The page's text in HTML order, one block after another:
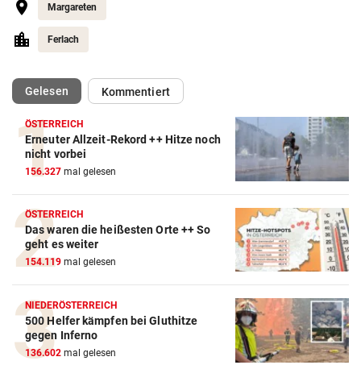
Margareten
Ferlach
Gelesen(ausgewählt)Kommentiert
ÖSTERREICH
Erneuter Allzeit-Rekord ++ Hitze noch
nicht vorbei
156.327 mal gelesen
ÖSTERREICH
Das waren die heißesten Orte ++ So
geht es weiter
154.119 mal gelesen
NIEDERÖSTERREICH
500 Helfer kämpfen bei Gluthitze
gegen Inferno
136.602 mal gelesen
Action-Cam Vergleich
ZUM VERGLEICH
Crosstrainer Vergleich
ZUM VERGLEICH
E-Bike Vergleich
ZUM VERGLEICH
Elektro-Scooter Vergleich
ZUM VERGLEICH